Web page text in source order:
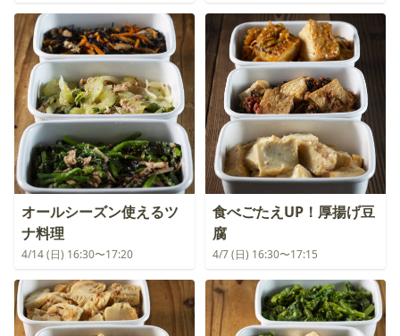
オールシーズン使えるツ
ナ料理
4/14 (日) 16:30〜17:20
食べごたえUP！厚揚げ豆
腐
4/7 (日) 16:30〜17:15